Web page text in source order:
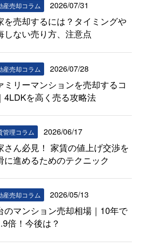
産売却コラム 2026/07/31
を売却するには？タイミングや
しない売り方、注意点
産売却コラム 2026/07/28
ミリーマンションを売却するコ
4LDKを高く売る攻略法
管理コラム 2026/06/17
さん必見！ 家賃の値上げ交渉を
に進めるためのテクニック
産売却コラム 2026/05/13
のマンション売却相場｜10年で
倍！今後は？